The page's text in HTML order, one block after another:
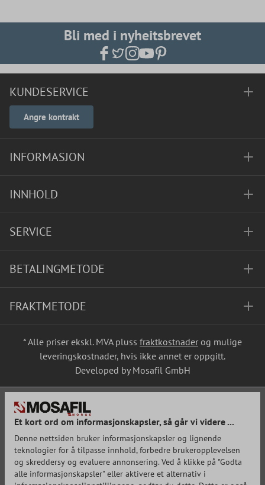
Bli med i nyheitsbrevet
KUNDESERVICE
Angre kontrakt
INFORMASJON
INNHOLD
SERVICE
BETALINGMETODE
FRAKTMETODE
* Alle priser ekskl. MVA pluss fraktkostnader og mulige
leveringskostnader, hvis ikke annet er oppgitt.
Developed by Mosafil GmbH
Et kort ord om informasjonskapsler, så går vi videre ...
Denne nettsiden bruker informasjonskapsler og lignende
teknologier for å tilpasse innhold, forbedre brukeropplevelsen
og skreddersy og evaluere annonsering. Ved å klikke på "Godta
alle informasjonskapsler" eller aktivere et alternativ i